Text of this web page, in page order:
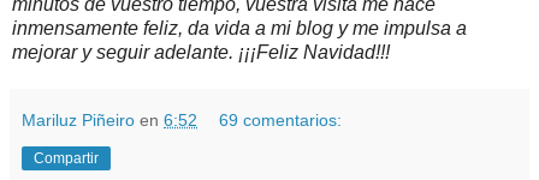
inmensamente feliz, da vida a mi blog y me impulsa a
mejorar y seguir adelante. ¡¡¡Feliz Navidad!!!
Mariluz Piñeiro en 6:52 69 comentarios:
Compartir